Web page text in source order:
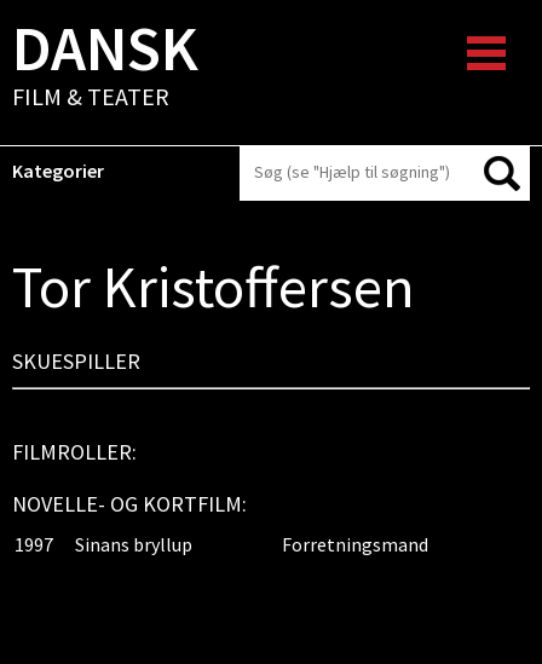
DANSK
FILM & TEATER
Kategorier
Tor Kristoffersen
SKUESPILLER
FILMROLLER:
NOVELLE- OG KORTFILM:
1997 Sinans bryllup Forretningsmand